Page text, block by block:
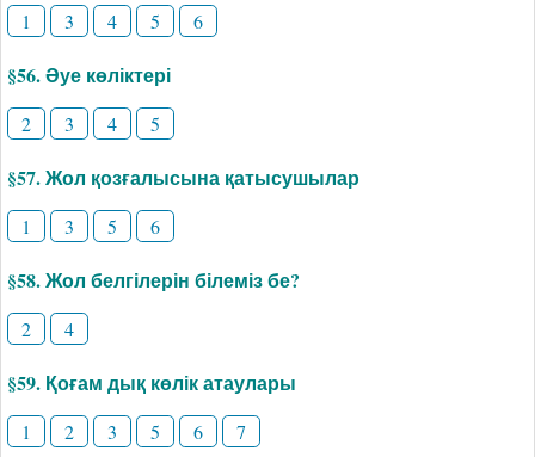
1 3 4 5 6
§56. Әуе көліктері
2 3 4 5
§57. Жол қозғалысына қатысушылар
1 3 5 6
§58. Жол белгілерін білеміз бе?
2 4
§59. Қоғам дық көлік атаулары
1 2 3 5 6 7